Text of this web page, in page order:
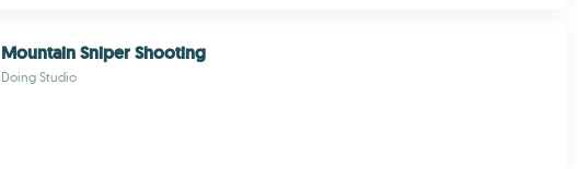
Mountain Sniper Shooting
Doing Studio